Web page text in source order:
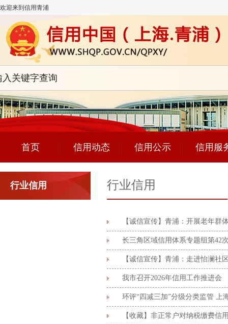
欢迎来到信用青浦
首页 信用动态 信用公示 信用服
行业信用 行业信用
【诚信宣传】青浦：开展老年群
长三角区域信用体系专题组第42
【诚信宣传】青浦：走进怡澜社
我市召开2026年信用工作推进会
环评“四减三加”分级分类监管 上
【收藏】非正常户对纳税缴费信